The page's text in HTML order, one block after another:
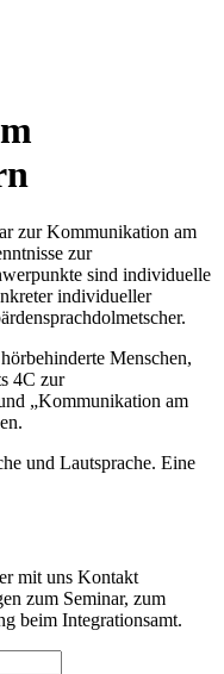
zur Kommunikation am
zur
sind individuelle
individueller
Menschen,
4C zur
„Kommunikation am
und Lautsprache. Eine
mit uns Kontakt
zum Seminar, zum
beim Integrationsamt.